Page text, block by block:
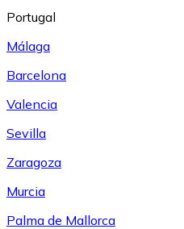
Portugal
Málaga
Barcelona
Valencia
Sevilla
Zaragoza
Murcia
Palma de Mallorca